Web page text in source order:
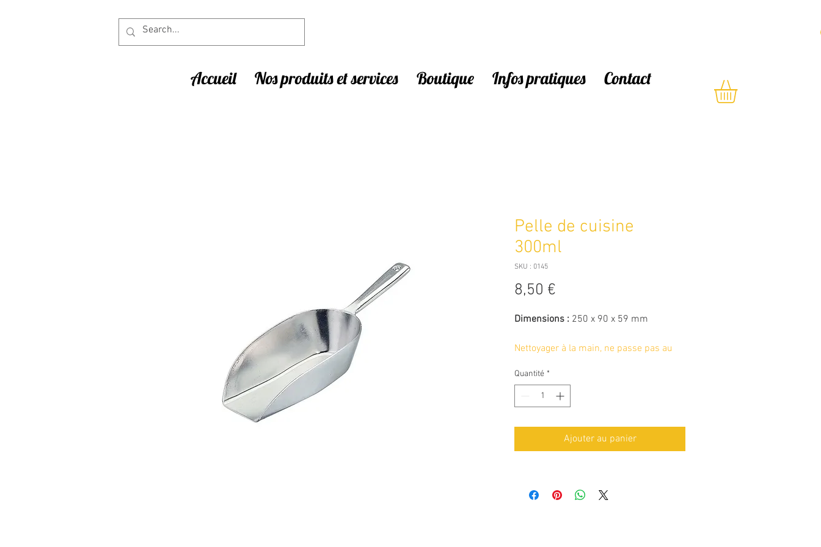
Accueil Nos produits et services Boutique Infos pratiques Contact
Pelle de cuisine
300ml
SKU : 0145
8,50 €
Dimensions : 250 x 90 x 59 mm
Nettoyager à la main, ne passe pas au
Quantité *
Ajouter au panier